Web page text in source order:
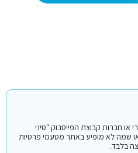
חברות קבוצת הפייסבוק "סיני
7 שנים. שמו או שמה לא מופיע באתר מטעמי פרטיות
בלבד.